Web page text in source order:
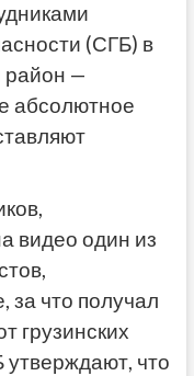
(СГБ) в
район —
абсолютное
видео один из
за что получал
грузинских
что